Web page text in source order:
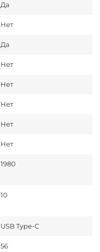
Да
Нет
Да
Нет
Нет
Нет
Нет
Нет
1980
10
USB Type-C
56